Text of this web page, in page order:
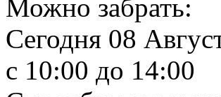
Можно забрать:
Сегодня 08
c 10:00 до 14:00